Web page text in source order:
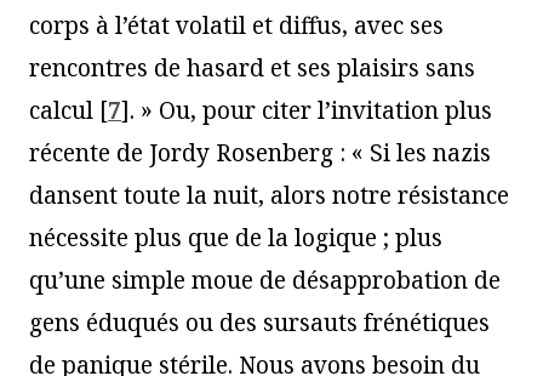
corps à l’état volatil et diffus, avec ses
rencontres de hasard et ses plaisirs sans
calcul [7]. » Ou, pour citer l’invitation plus
récente de Jordy Rosenberg : « Si les nazis
dansent toute la nuit, alors notre résistance
nécessite plus que de la logique ; plus
qu’une simple moue de désapprobation de
gens éduqués ou des sursauts frénétiques
de panique stérile. Nous avons besoin du